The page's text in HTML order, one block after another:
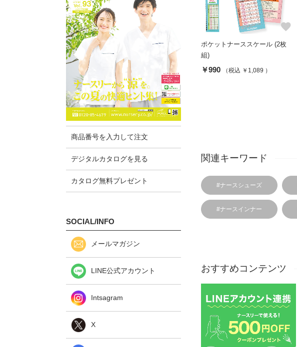
商品番号を入力して注文
デジタルカタログを見る
カタログ無料プレゼント
SOCIAL/INFO
メールマガジン
LINE公式アカウント
Intsagram
X
favorite
ポケットナーススケール (2枚
組)
￥990 （税込 ￥1,089 ）
関連キーワード
#ナースシューズ
#ナースインナー
おすすめコンテンツ